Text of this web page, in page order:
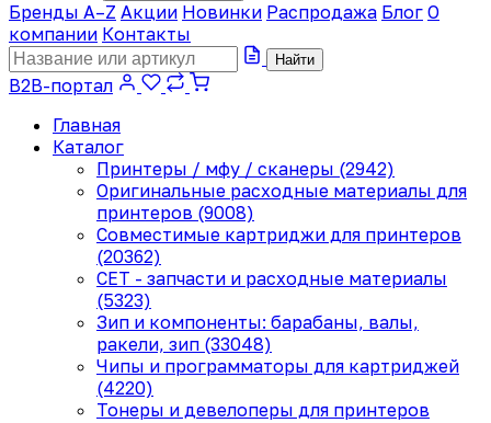
Бренды A–Z Акции Новинки Распродажа Блог О
компании Контакты
Найти
B2B-портал
Главная
Каталог
Принтеры / мфу / сканеры (2942)
Оригинальные расходные материалы для
принтеров (9008)
Совместимые картриджи для принтеров
(20362)
CET - запчасти и расходные материалы
(5323)
Зип и компоненты: барабаны, валы,
ракели, зип (33048)
Чипы и программаторы для картриджей
(4220)
Тонеры и девелоперы для принтеров